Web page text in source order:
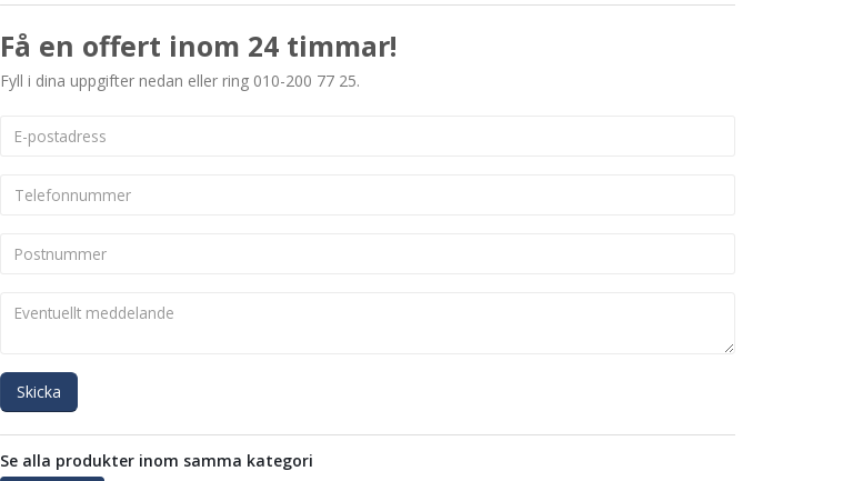
Få en offert inom 24 timmar!
Fyll i dina uppgifter nedan eller ring 010-200 77 25.
Skicka
Se alla produkter inom samma kategori